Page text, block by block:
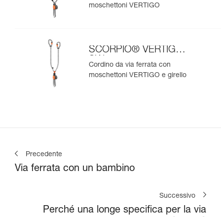
moschettoni VERTIGO
SCORPIO® VERTIGO
SW
Cordino da via ferrata con
moschettoni VERTIGO e girello
Precedente
Via ferrata con un bambino
Successivo
Perché una longe specifica per la via